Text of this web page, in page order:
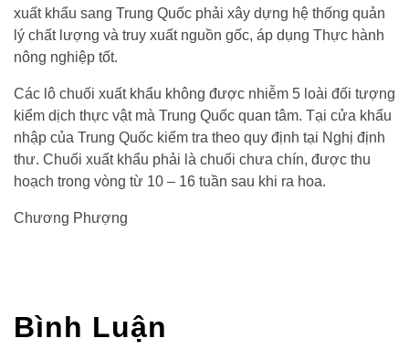
xuất khẩu sang Trung Quốc phải xây dựng hệ thống quản
lý chất lượng và truy xuất nguồn gốc, áp dụng Thực hành
nông nghiệp tốt.
Các lô chuối xuất khẩu không được nhiễm 5 loài đối tượng
kiểm dịch thực vật mà Trung Quốc quan tâm. Tại cửa khẩu
nhập của Trung Quốc kiểm tra theo quy định tại Nghị định
thư. Chuối xuất khẩu phải là chuối chưa chín, được thu
hoạch trong vòng từ 10 – 16 tuần sau khi ra hoa.
Chương Phượng
Bình Luận